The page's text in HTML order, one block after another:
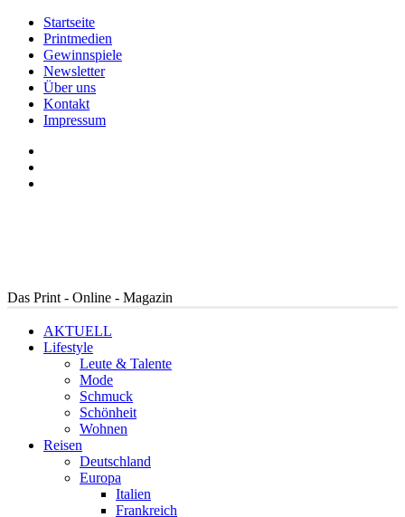
Startseite
Printmedien
Gewinnspiele
Newsletter
Über uns
Kontakt
Impressum
Das Print - Online - Magazin
AKTUELL
Lifestyle
Leute & Talente
Mode
Schmuck
Schönheit
Wohnen
Reisen
Deutschland
Europa
Italien
Frankreich